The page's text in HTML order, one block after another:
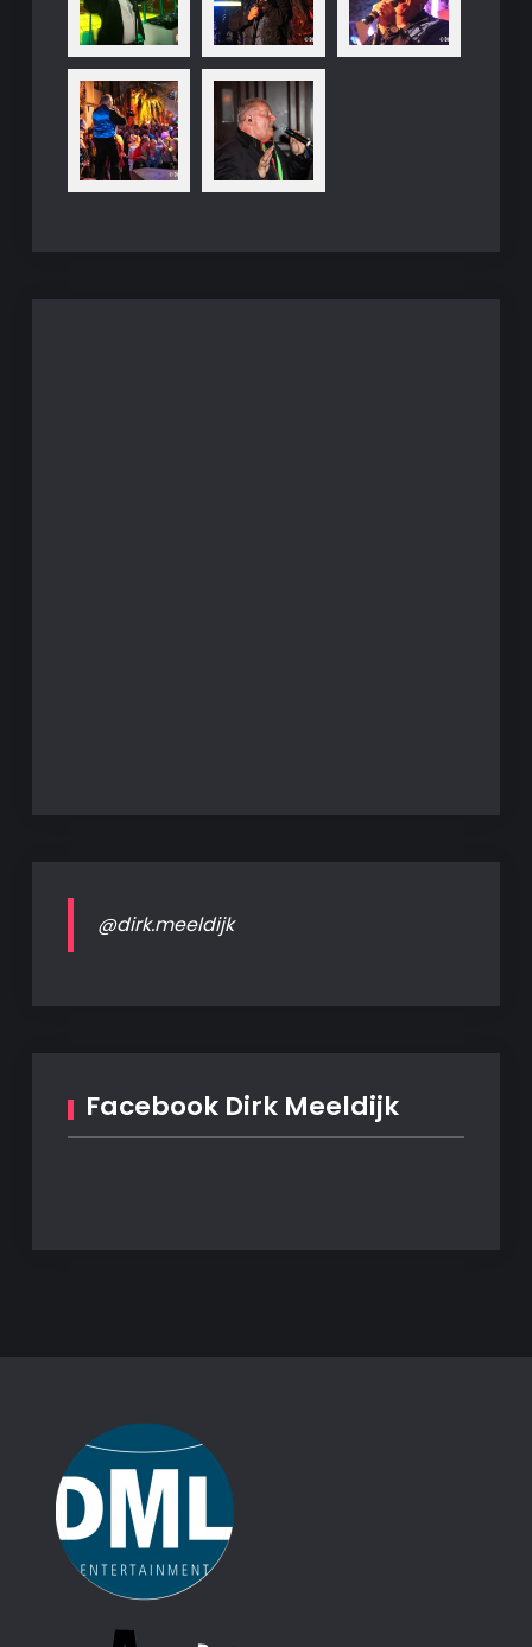
@dirk.meeldijk
Facebook Dirk Meeldijk